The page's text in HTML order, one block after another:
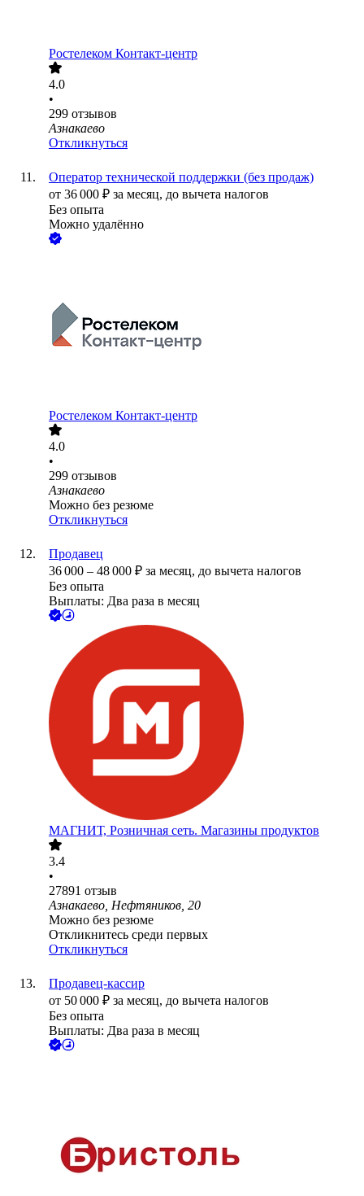
Ростелеком Контакт-центр
4.0
•
299 отзывов
Азнакаево
Откликнуться
Оператор технической поддержки (без продаж)
от 36 000 ₽ за месяц, до вычета налогов
Без опыта
Можно удалённо
Ростелеком Контакт-центр
4.0
•
299 отзывов
Азнакаево
Можно без резюме
Откликнуться
Продавец
36 000 – 48 000 ₽ за месяц, до вычета налогов
Без опыта
Выплаты: Два раза в месяц
МАГНИТ, Розничная сеть. Магазины продуктов
3.4
•
27891 отзыв
Азнакаево, Нефтяников, 20
Можно без резюме
Откликнитесь среди первых
Откликнуться
Продавец-кассир
от 50 000 ₽ за месяц, до вычета налогов
Без опыта
Выплаты: Два раза в месяц